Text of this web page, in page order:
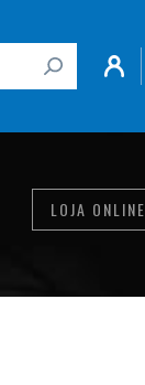
LOJA ONLINE